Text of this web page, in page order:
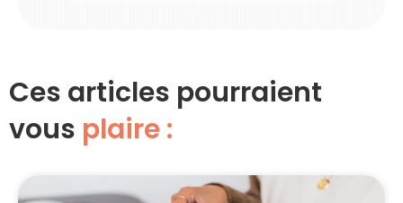
Ces articles pourraient
vous plaire :